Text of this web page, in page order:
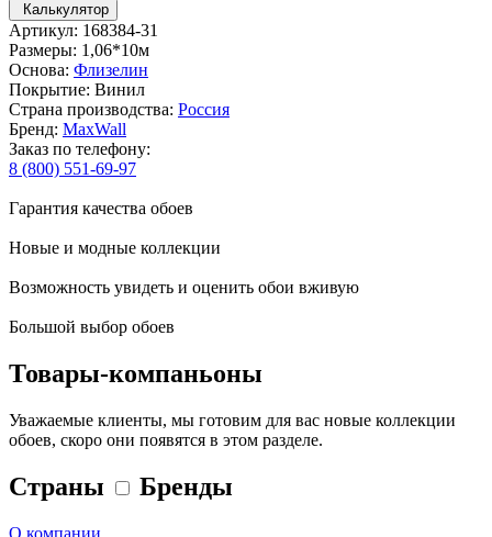
Калькулятор
Артикул: 168384-31
Размеры: 1,06*10м
Основа: Флизелин
Покрытие: Винил
Страна производства: Россия
Бренд: MaxWall
Заказ по телефону:
8 (800) 551-69-97
Гарантия качества обоев
Новые и модные коллекции
Возможность увидеть и оценить обои вживую
Большой выбор обоев
Товары-компаньоны
Уважаемые клиенты, мы готовим для вас новые коллекции
обоев, скоро они появятся в этом разделе.
Страны Бренды
О компании